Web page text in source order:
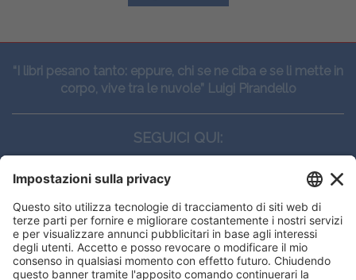
“I libri pesano tanto: eppure, chi se ne ciba e se li mette in
corpo, vive tra le nuvole” Luigi Pirandello
SEGUICI QUI:
CONTATTI
Edi.Ermes srl
Viale E. Forlanini, 21 - 20134, Milano